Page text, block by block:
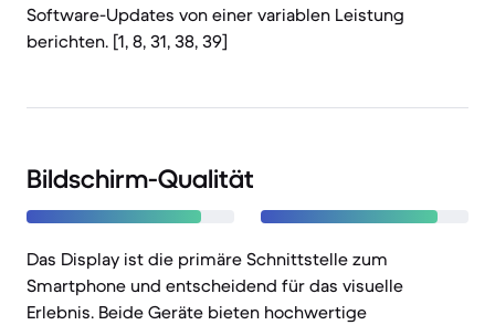
Software-Updates von einer variablen Leistung
berichten. [1, 8, 31, 38, 39]
Bildschirm-Qualität
Das Display ist die primäre Schnittstelle zum
Smartphone und entscheidend für das visuelle
Erlebnis. Beide Geräte bieten hochwertige